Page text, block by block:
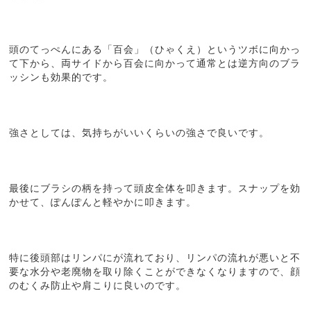
頭のてっぺんにある「百会」（ひゃくえ）というツボに向かっ
て下から、両サイドから百会に向かって通常とは逆方向のブラ
ッシンも効果的です。
強さとしては、気持ちがいいくらいの強さで良いです。
最後にブラシの柄を持って頭皮全体を叩きます。スナップを効
かせて、ぽんぽんと軽やかに叩きます。
特に後頭部はリンパにが流れており、リンパの流れが悪いと不
要な水分や老廃物を取り除くことができなくなりますので、顔
のむくみ防止や肩こりに良いのです。